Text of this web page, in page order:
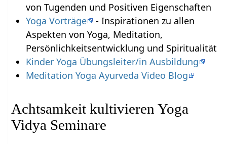
von Tugenden und Positiven Eigenschaften
Yoga Vorträge
- Inspirationen zu allen
Aspekten von Yoga, Meditation,
Persönlichkeitsentwicklung und Spiritualität
Kinder Yoga Übungsleiter/in Ausbildung
Meditation Yoga Ayurveda Video Blog
Achtsamkeit kultivieren Yoga
Vidya Seminare